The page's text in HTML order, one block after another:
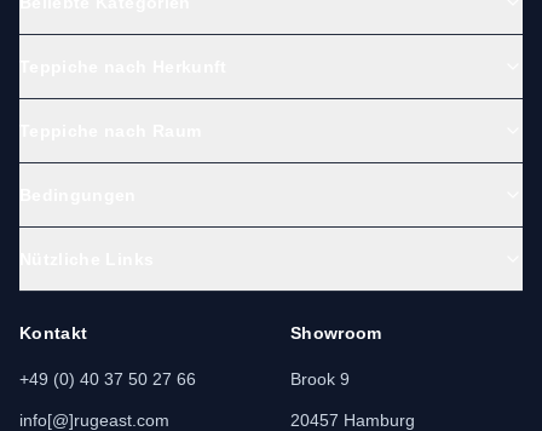
Kontakt
+49 (0) 40 37 50 27 66
info[@]rugeast.com
Showroom
Brook 9
20457 Hamburg